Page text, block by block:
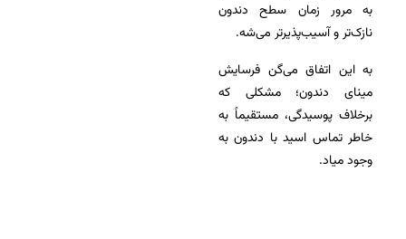
به مرور زمان سطح دندون
نازک‌تر و آسیب‌پذیرتر می‌شه.
به این اتفاق می‌گن فرسایش
مینای دندون؛ مشکلی که
برخلاف پوسیدگی، مستقیماً به
خاطر تماس اسید با دندون به
وجود میاد.